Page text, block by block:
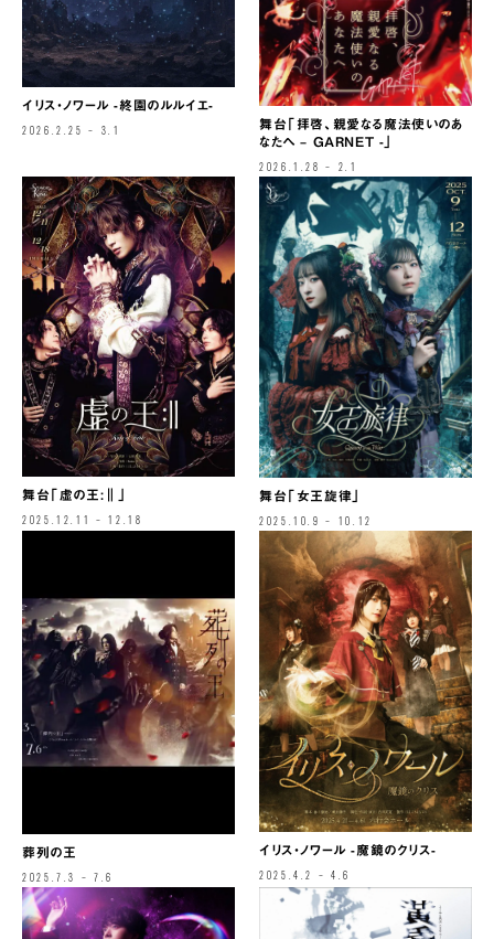
イリス・ノワール -終園のルルイエ-
2026.2.25 – 3.1
舞台「拝啓、親愛なる魔法使いのあ
なたへ – GARNET -」
2026.1.28 – 2.1
舞台「虚の王:‖」
2025.12.11 – 12.18
舞台「女王旋律」
2025.10.9 – 10.12
葬列の王
2025.7.3 – 7.6
イリス・ノワール -魔鏡のクリス-
2025.4.2 – 4.6